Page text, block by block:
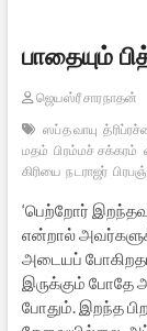
பாதையும்
ஜெயஸ்ரீ சாரநாதன்
ஸப்த வாயு
மதம் பிரம்மச் சக்கரம்
கிரியை நடராஜர்
‘பெற்றோர்
என்றால்
அடையப்
இருக்கும்
போதும். இறந்த